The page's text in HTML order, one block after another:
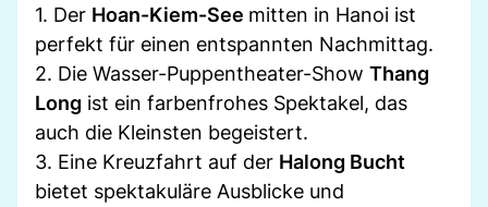
1. Der Hoan-Kiem-See mitten in Hanoi ist
perfekt für einen entspannten Nachmittag.
2. Die Wasser-Puppentheater-Show Thang
Long ist ein farbenfrohes Spektakel, das
auch die Kleinsten begeistert.
3. Eine Kreuzfahrt auf der Halong Bucht
bietet spektakuläre Ausblicke und